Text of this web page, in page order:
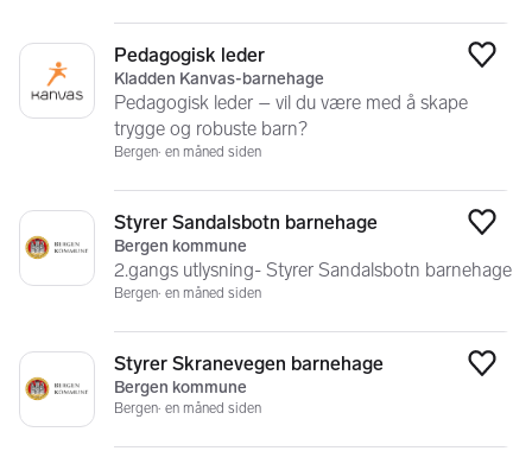
Pedagogisk leder
Kladden Kanvas-barnehage
Pedagogisk leder – vil du være med å skape
trygge og robuste barn?
Bergen en måned siden
Styrer Sandalsbotn barnehage
Bergen kommune
2.gangs utlysning- Styrer Sandalsbotn barnehage
Bergen en måned siden
Styrer Skranevegen barnehage
Bergen kommune
Bergen en måned siden